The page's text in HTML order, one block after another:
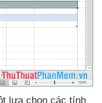
lựa chọn các tính